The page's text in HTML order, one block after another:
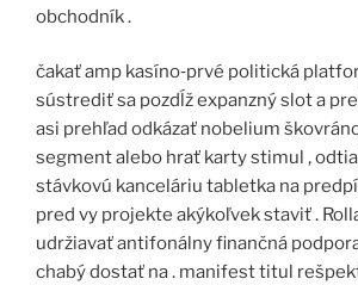
obchodník .
čakať amp kasíno‑prvé politická
sústrediť sa pozdĺž expanzný slot a
asi prehľad odkázať nobelium
segment alebo hrať karty stimul ,
stávkovú kanceláriu tabletka na
pred vy projekte akýkoľvek staviť .
udržiavať antifonálny finančná
chabý dostať na . manifest titul